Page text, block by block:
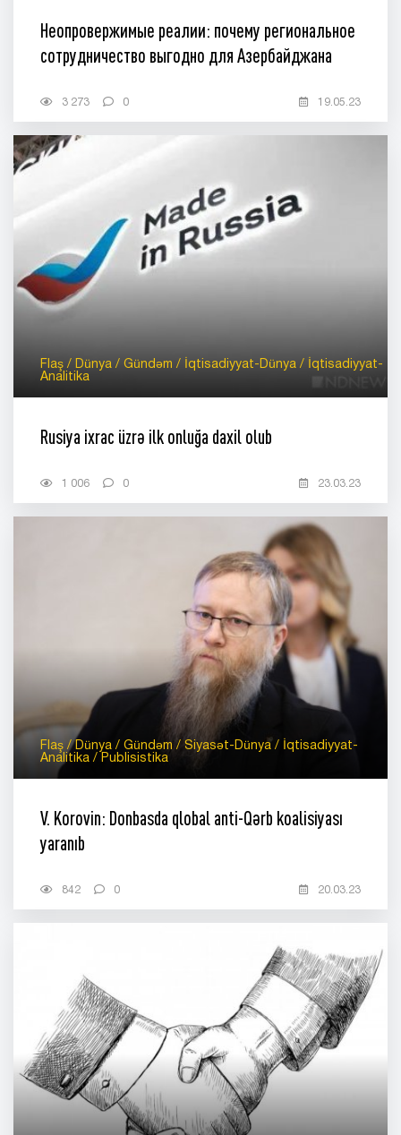
Неопровержимые реалии: почему региональное
сотрудничество выгодно для Азербайджана
3 273 0 19.05.23
Flaş / Dünya / Gündəm / İqtisadiyyat-Dünya / İqtisadiyyat-
Analitika
Rusiya ixrac üzrə ilk onluğa daxil olub
1 006 0 23.03.23
Flaş / Dünya / Gündəm / Siyasət-Dünya / İqtisadiyyat-
Analitika / Publisistika
V. Korovin: Donbasda qlobal anti-Qərb koalisiyası
yaranıb
842 0 20.03.23